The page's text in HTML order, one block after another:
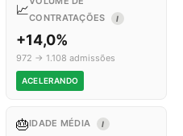
📈CONTRATAÇÕES
I
+14,0%
972 → 1.108 admissões
ACELERANDO
🎂IDADE MÉDIA I